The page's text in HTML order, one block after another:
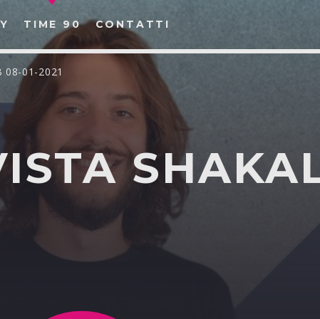
TIME 90 CONTATTI
NEL SITO WEB:
08-01-2021